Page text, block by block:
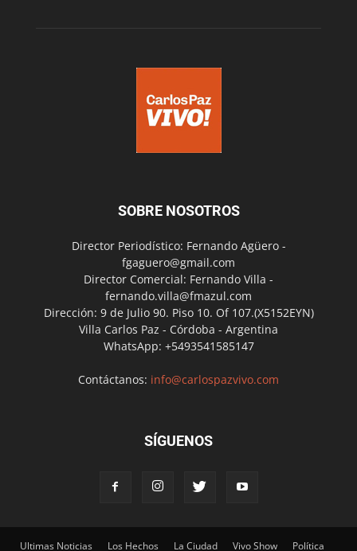
SOBRE NOSOTROS
Director Periodístico: Fernando Agüero -
fgaguero@gmail.com
Director Comercial: Fernando Villa -
fernando.villa@fmazul.com
Dirección: 9 de Julio 90. Piso 10. Of 107.(X5152EYN)
Villa Carlos Paz - Córdoba - Argentina
WhatsApp: +5493541585147
Contáctanos: info@carlospazvivo.com
SÍGUENOS
Ultimas Noticias Los Hechos La Ciudad Vivo Show Política